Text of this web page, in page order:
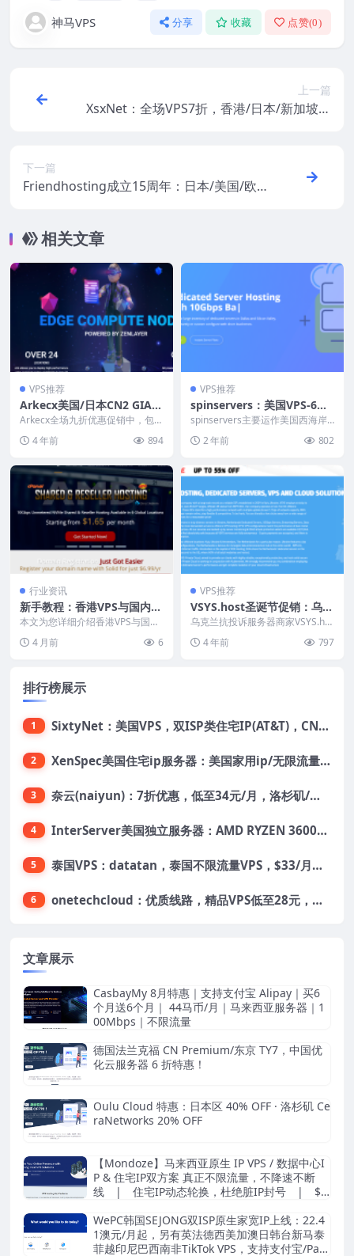
神马VPS 分享 收藏 点赞(0)
上一篇
XsxNet：全场VPS7折，香港/日本/新加坡机
下一篇
Friendhosting成立15周年：日本/美国/欧
相关文章
VPS推荐
Arkecx美国/日本CN2 GIA V
PS：45美元/月起，常规线路
vps全球24机房120美元/月
起，支持支付宝
Arkecx全场九折优惠促销中，包括
全球24...
4 年前 894
VPS推荐
spinservers：美国VPS-6折
优惠，低至$7/月，2G内存/2
核/40gSSD/4T流量/1Gbps
带宽
spinservers主要运作美国西海岸
数据中心的...
2 年前 802
行业资讯
新手教程：香港VPS与国内V
PS对比
本文为您详细介绍香港VPS与国内
地了解和选择适合...
4 月前 6
VPS推荐
VSYS.host圣诞节促销：乌克
兰/荷兰抗投诉VPS 10美/
月，专用服务器49美元/月起
乌克兰抗投诉服务器商家VSYS.ho
来了，依...
4 年前 797
排行榜展示
1 SixtyNet：美国VPS，双ISP类住宅IP(AT&T)，CN2 GIA网络，超高DDoS防御，$14/月，2G内存/2核/40gSSD/5T流量/10Gbps带宽
2 XenSpec美国住宅ip服务器：美国家用ip/无限流量/10Gbps独享带宽/449美元/月起，支持支付宝
3 奈云(naiyun)：7折优惠，低至34元/月，洛杉矶/香港机房，三网CN2 GIA/CUII/高防保护，解锁Chatgpt/Tiktok
4 InterServer美国独立服务器：AMD RYZEN 3600X处理器，75美元/月，送40美元
5 泰国VPS：datatan，泰国不限流量VPS，$33/月，4G内存/3核/60gSSD
6 onetechcloud：优质线路，精品VPS低至28元，美国三网原生CN2 GIA（高防可选）、香港CN2、韩国CN2
文章展示
CasbayMy 8月特惠｜支持支付宝 Alipay｜买6
个月送6个月｜ 44马币/月｜马来西亚服务器｜1
00Mbps｜不限流量
德国法兰克福 CN Premium/东京 TY7，中国优
化云服务器 6 折特惠！
Oulu Cloud 特惠：日本区 40% OFF · 洛杉矶 Ce
raNetworks 20% OFF
【Mondoze】马来西亚原生 IP VPS / 数据中心I
P & 住宅IP双方案 真正不限流量，不降速不断
线 | 住宅IP动态轮换，杜绝脏IP封号 | $8.
WePC韩国SEJONG双ISP原生家宽IP上线：22.4
1澳元/月起，另有英法德西美加澳日韩台新马泰
菲越印尼巴西南非TikTok VPS，支持支付宝/Pay